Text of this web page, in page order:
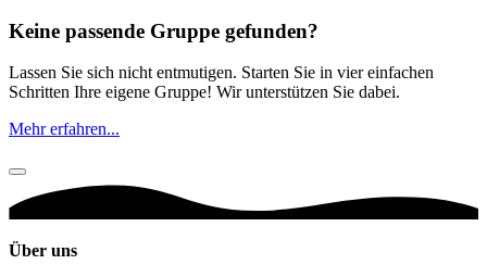
Keine passende Gruppe gefunden?
Lassen Sie sich nicht entmutigen. Starten Sie in vier einfachen
Schritten Ihre eigene Gruppe! Wir unterstützen Sie dabei.
Mehr erfahren...
Über uns